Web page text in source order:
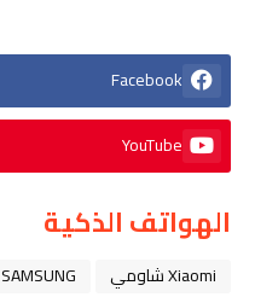
Facebook
YouTube
الهواتف الذكية
Xiaomi شاومي SAMSUNG